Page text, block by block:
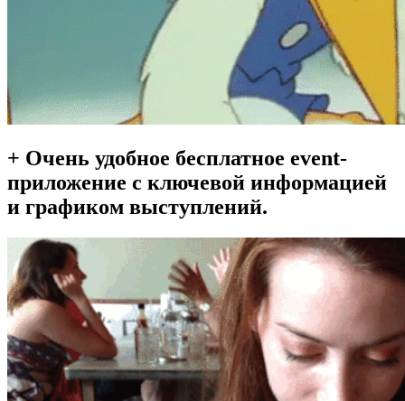
+ Очень удобное бесплатное event-
приложение с ключевой информацией
и графиком выступлений.